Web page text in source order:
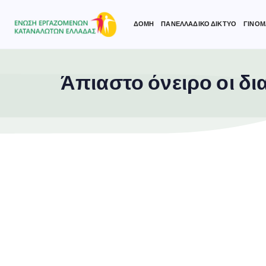
ΔΟΜΗ ΠΑΝΕΛΛΑΔΙΚΟ ΔΙΚΤΥΟ
Άπιαστο όνειρο οι
Type and hit enter